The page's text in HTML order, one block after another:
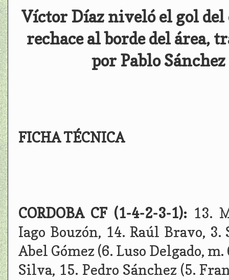
Víctor Díaz niveló el gol
rechace al borde del área,
por Pablo
FICHA TÉCNICA
CORDOBA CF (1-4-2-3-1): 13.
Iago Bouzón, 14. Raúl Bravo, 3.
Abel Gómez (6. Luso Delgado,
Silva, 15. Pedro Sánchez (5.